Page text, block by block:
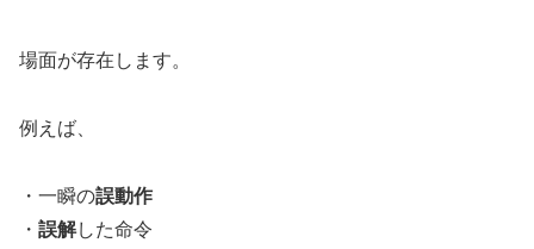
場面が存在します。
例えば、
・一瞬の誤動作
・ 誤解した命令